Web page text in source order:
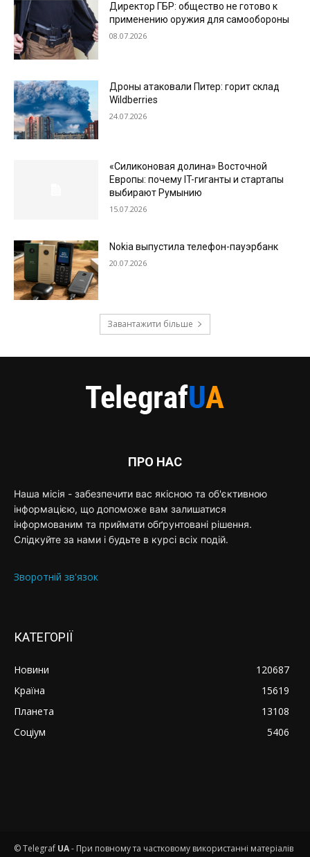
Директор ГБР: общество не готово к
применению оружия для самообороны
08.07.2026
Дроны атаковали Питер: горит склад
Wildberries
24.07.2026
«Силиконовая долина» Восточной
Европы: почему IT-гиганты и стартапы
выбирают Румынию
15.07.2026
Nokia выпустила телефон-пауэрбанк
20.07.2026
Завантажити більше
ПРО НАС
Наша місія - забезпечити вас якісною та об'єктивною
інформацією, що допоможе вам залишатися
інформованим та приймати обґрунтовані рішення.
Слідкуйте за нами і будьте в курсі всіх подій.
Зворотній зв'язок
КАТЕГОРІЇ
Новини
120687
Країна
15619
Планета
13108
Соціум
5406
© Telegraf UA- При повному та частковому використанні матеріалів